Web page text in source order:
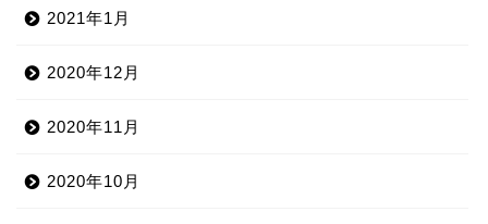
2021年1月
2020年12月
2020年11月
2020年10月